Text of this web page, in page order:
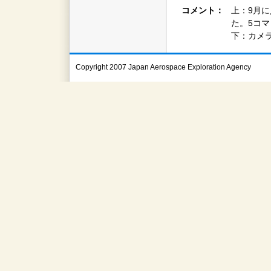
コメント：
上：9月
た。5コ
下：カメ
Copyright 2007 Japan Aerospace Exploration Agency